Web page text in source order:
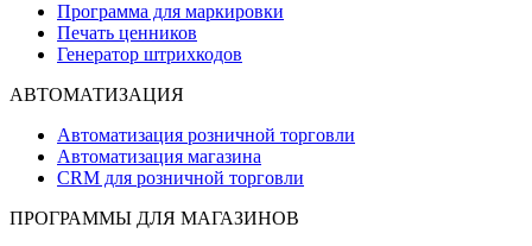
Программа для маркировки
Печать ценников
Генератор штрихкодов
АВТОМАТИЗАЦИЯ
Автоматизация розничной торговли
Автоматизация магазина
CRM для розничной торговли
ПРОГРАММЫ ДЛЯ МАГАЗИНОВ